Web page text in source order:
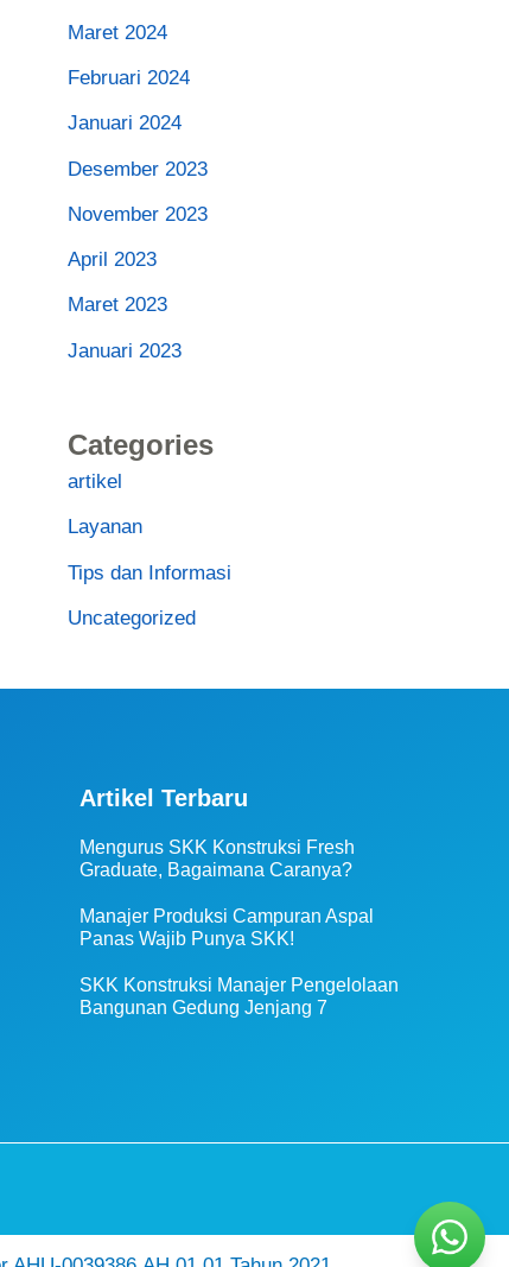
Maret 2024
Februari 2024
Januari 2024
Desember 2023
November 2023
April 2023
Maret 2023
Januari 2023
Categories
artikel
Layanan
Tips dan Informasi
Uncategorized
Artikel Terbaru
Mengurus SKK Konstruksi Fresh
Graduate, Bagaimana Caranya?
Manajer Produksi Campuran Aspal
Panas Wajib Punya SKK!
SKK Konstruksi Manajer Pengelolaan
Bangunan Gedung Jenjang 7